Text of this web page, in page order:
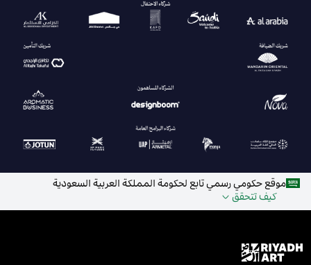
موقع حكومي رسمي تابع لحكومة المملكة العربية السعودية
كيف تتحقق